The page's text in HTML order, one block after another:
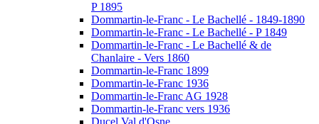
P 1895
Dommartin-le-Franc - Le Bachellé - 1849-1890
Dommartin-le-Franc - Le Bachellé - P 1849
Dommartin-le-Franc - Le Bachellé & de
Chanlaire - Vers 1860
Dommartin-le-Franc 1899
Dommartin-le-Franc 1936
Dommartin-le-Franc AG 1928
Dommartin-le-Franc vers 1936
Ducel Val d'Osne